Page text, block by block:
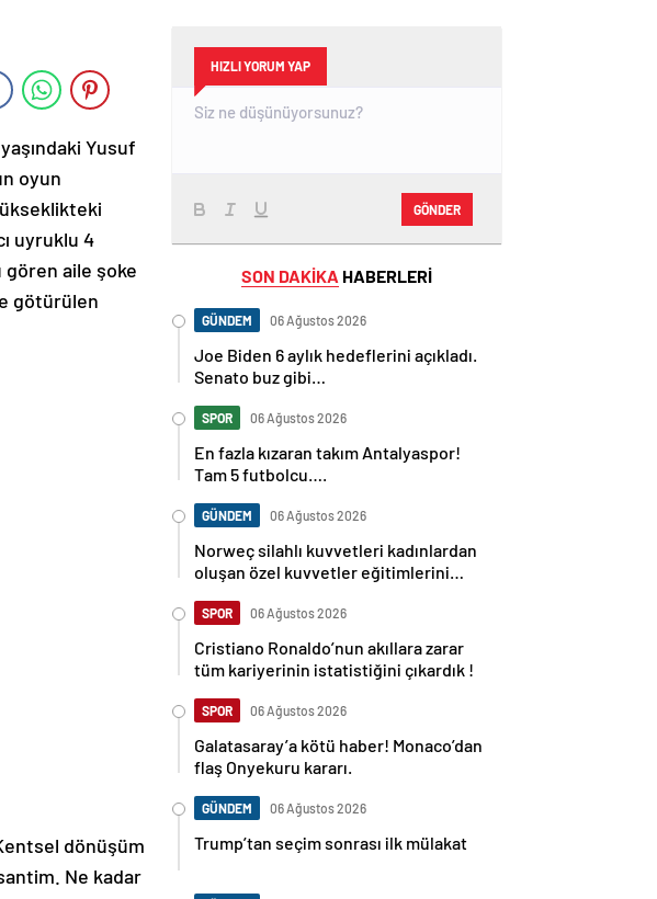
Yusuf
oyun
uyruklu 4
gören aile şoke
götürülen
dönüşüm
Ne kadar
HIZLI YORUM YAP
GÖNDER
SON DAKİKA HABERLERİ
GÜNDEM 06 Ağustos 2026
Joe Biden 6 aylık hedeflerini açıkladı.
Senato buz gibi…
SPOR 06 Ağustos 2026
En fazla kızaran takım Antalyaspor!
Tam 5 futbolcu….
GÜNDEM 06 Ağustos 2026
Norweç silahlı kuvvetleri kadınlardan
oluşan özel kuvvetler eğitimlerini
SPOR 06 Ağustos 2026
Cristiano Ronaldo’nun akıllara zarar
tüm kariyerinin istatistiğini çıkardık !
SPOR 06 Ağustos 2026
Galatasaray’a kötü haber! Monaco’dan
flaş Onyekuru kararı.
GÜNDEM 06 Ağustos 2026
Trump’tan seçim sonrası ilk mülakat